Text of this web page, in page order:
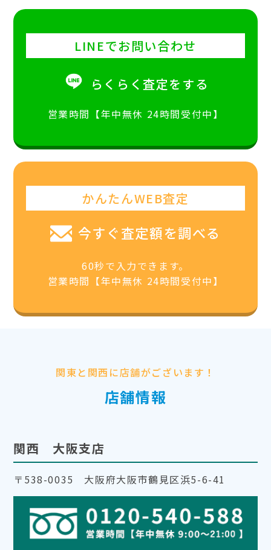
LINEでお問い合わせ
らくらく査定をする
営業時間【年中無休 24時間受付中】
かんたんWEB査定
今すぐ査定額を調べる
60秒で入力できます。
営業時間【年中無休 24時間受付中】
関東と関西に店舗がございます！
店舗情報
関西 大阪支店
〒538-0035 大阪府大阪市鶴見区浜5-6-41